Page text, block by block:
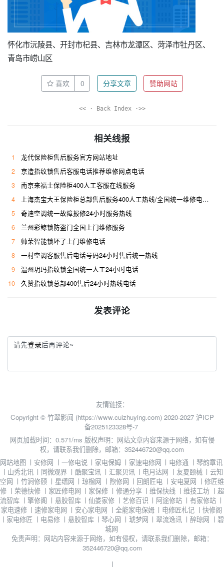
怀化市沅陵县、开封市杞县、吉林市龙潭区、菏泽市牡丹区、
青岛市崂山区
喜欢 0 分享文章 赞助网站
<< · Back Index ·>>
相关线报
1
龙代保险柜售后服务官方网站地址
2
京造指纹锁售后客服电话推荐维修网点电话
3
南京来福士保险柜400人工客服在线服务
4
上海杰宝大王保险柜总部售后服务400人工热线/全国统一维修电话是多少
5
奇迪空调统一故障报修24小时服务热线
6
兰州彩鲸锁防盗门全国上门维修服务
7
帅荣智能锁坏了上门维修电话
8
一村空调客服售后电话号码24小时售后统一热线
9
温州玥玛指纹锁全国统一人工24小时电话
10
久赞指纹锁总部400售后24小时热线电话
发表评论
请先登录后再评论~
友情链接：
Copyright © 竹翠影闻 (https://www.cuizhuying.com) 2020-2027 沪ICP
备2025123328号-7
网页加载时间：0.571/ms 版权声明：网站文章内容来源于网络，如有侵
权，请联系我们删除，邮箱：352446720@qq.com
网站地图 丨 安修网 丨 一修电说 丨 家电保姆 丨 家速电修网 丨 电修通 丨琴韵章讯
丨 山秀北讯 丨 同微观界 丨 酷聚宝讯 丨 汇聚贝讯 丨 电月达网 丨 友夏颐械 丨云知
空网 丨 竹涧修颐 丨 星缮网 丨琼楹网 丨 煦修网 丨 回朗匠电 丨 安电夏网 丨 修匠维
修 丨 荣德快修 丨 家匠修电网 丨 家保修 丨 修通分享 丨维保快线 丨维技工坊 丨 超
流智库 丨 擎修阁 丨 悬胶智库 丨仙娄家修 丨 艺修百识 丨 阿途修站 丨 有家修站 丨
家电速修 丨 速修家电网 丨 安心家电网 丨 全能家电保姆 丨 电修匠札记 丨 快修阁
丨 家电修匠 丨 电易修 丨 悬胶智库 丨琴心网 丨 琥梦网 丨翠流逸讯 丨醉琼网 丨 碧
城网
免责声明：网站内容来源于网络，如有侵权，请联系我们删除，邮箱：
352446720@qq.com
丨